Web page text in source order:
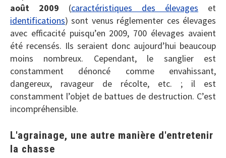
août 2009 (caractéristiques des élevages et
identifications) sont venus réglementer ces élevages
avec efficacité puisqu’en 2009, 700 élevages avaient
été recensés. Ils seraient donc aujourd’hui beaucoup
moins nombreux. Cependant, le sanglier est
constamment dénoncé comme envahissant,
dangereux, ravageur de récolte, etc. ; il est
constamment l’objet de battues de destruction. C’est
incompréhensible.
L'agrainage, une autre manière d'entretenir
la chasse